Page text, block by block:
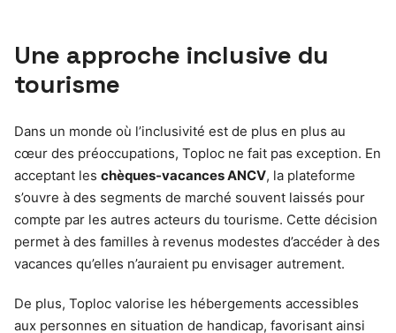
Une approche inclusive du
tourisme
Dans un monde où l’inclusivité est de plus en plus au
cœur des préoccupations, Toploc ne fait pas exception. En
acceptant les chèques-vacances ANCV, la plateforme
s’ouvre à des segments de marché souvent laissés pour
compte par les autres acteurs du tourisme. Cette décision
permet à des familles à revenus modestes d’accéder à des
vacances qu’elles n’auraient pu envisager autrement.
De plus, Toploc valorise les hébergements accessibles
aux personnes en situation de handicap, favorisant ainsi